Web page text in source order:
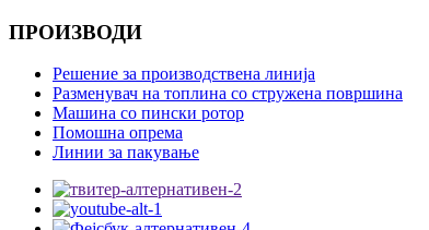
ПРОИЗВОДИ
Решение за производствена линија
Разменувач на топлина со стружена површина
Машина со пински ротор
Помошна опрема
Линии за пакување